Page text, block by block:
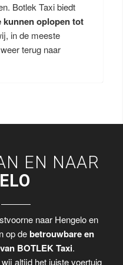
Botlek Taxi biedt
kunnen oplopen tot
in de meeste
terug naar
EN NAAR
naar Hengelo en
op debetrouwbare en
BOTLEK Taxi.
altijd het juiste voertuig